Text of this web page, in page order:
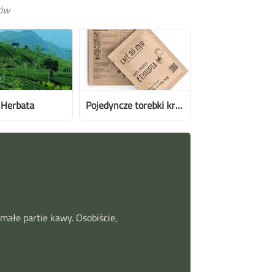
Herbata Pojedyncze torebki kroplowe
partie kawy. Osobiście,